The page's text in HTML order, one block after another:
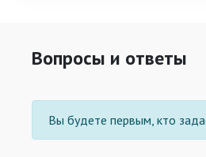
Вопросы и ответы
Вы будете первым, кто